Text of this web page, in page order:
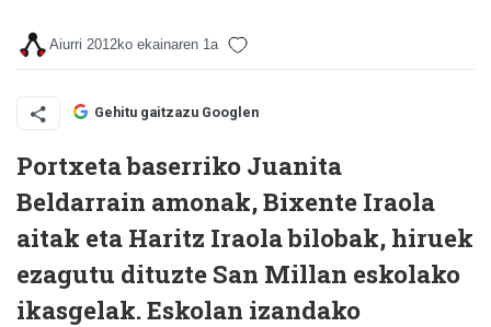
Aiurri 2012ko ekainaren 1a
Gehitu gaitzazu Googlen
Portxeta baserriko Juanita
Beldarrain amonak, Bixente Iraola
aitak eta Haritz Iraola bilobak, hiruek
ezagutu dituzte San Millan eskolako
ikasgelak. Eskolan izandako